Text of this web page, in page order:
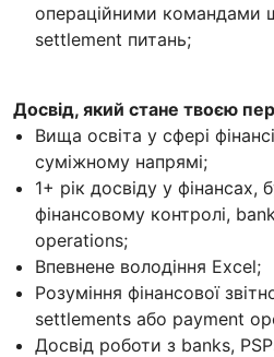
операційними командами
settlement питань;
Досвід, який стане твоєю
Вища освіта у сфері
суміжному напрямі;
1+ рік досвіду у фінансах,
фінансовому контролі,
operations;
Впевнене володіння Excel;
Розуміння фінансової
settlements або payment
Досвід роботи з banks,